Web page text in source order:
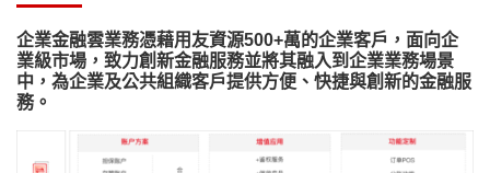
企業金融雲業務憑藉用友資源500+萬的企業客戶，面向企
業級市場，致力創新金融服務並將其融入到企業業務場景
中，為企業及公共組織客戶提供方便、快捷與創新的金融服
務。